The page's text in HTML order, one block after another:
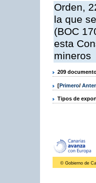
Orden,
la que
(BOC
esta
mineros
209
[Primero/
Tipos de
© Gobierno de